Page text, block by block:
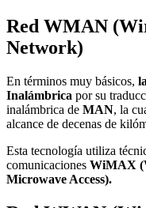
Red WMAN
Network)
En términos muy básicos,
Inalámbrica por su
inalámbrica de MAN, la
alcance de decenas de
Esta tecnología utiliza
comunicaciones WiMAX
Microwave Access).